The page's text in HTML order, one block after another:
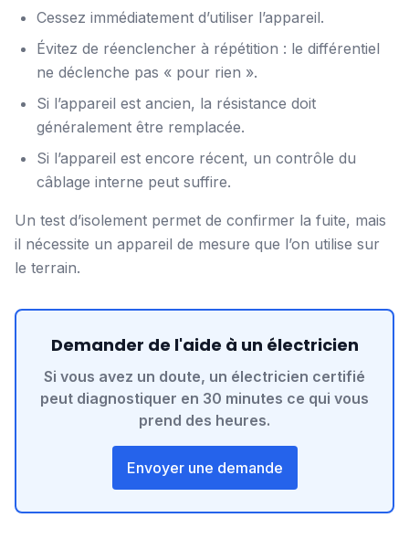
Cessez immédiatement d’utiliser l’appareil.
Évitez de réenclencher à répétition : le différentiel
ne déclenche pas « pour rien ».
Si l’appareil est ancien, la résistance doit
généralement être remplacée.
Si l’appareil est encore récent, un contrôle du
câblage interne peut suffire.
Un test d’isolement permet de confirmer la fuite, mais
il nécessite un appareil de mesure que l’on utilise sur
le terrain.
Demander de l'aide à un électricien
Si vous avez un doute, un électricien certifié
peut diagnostiquer en 30 minutes ce qui vous
prend des heures.
Envoyer une demande